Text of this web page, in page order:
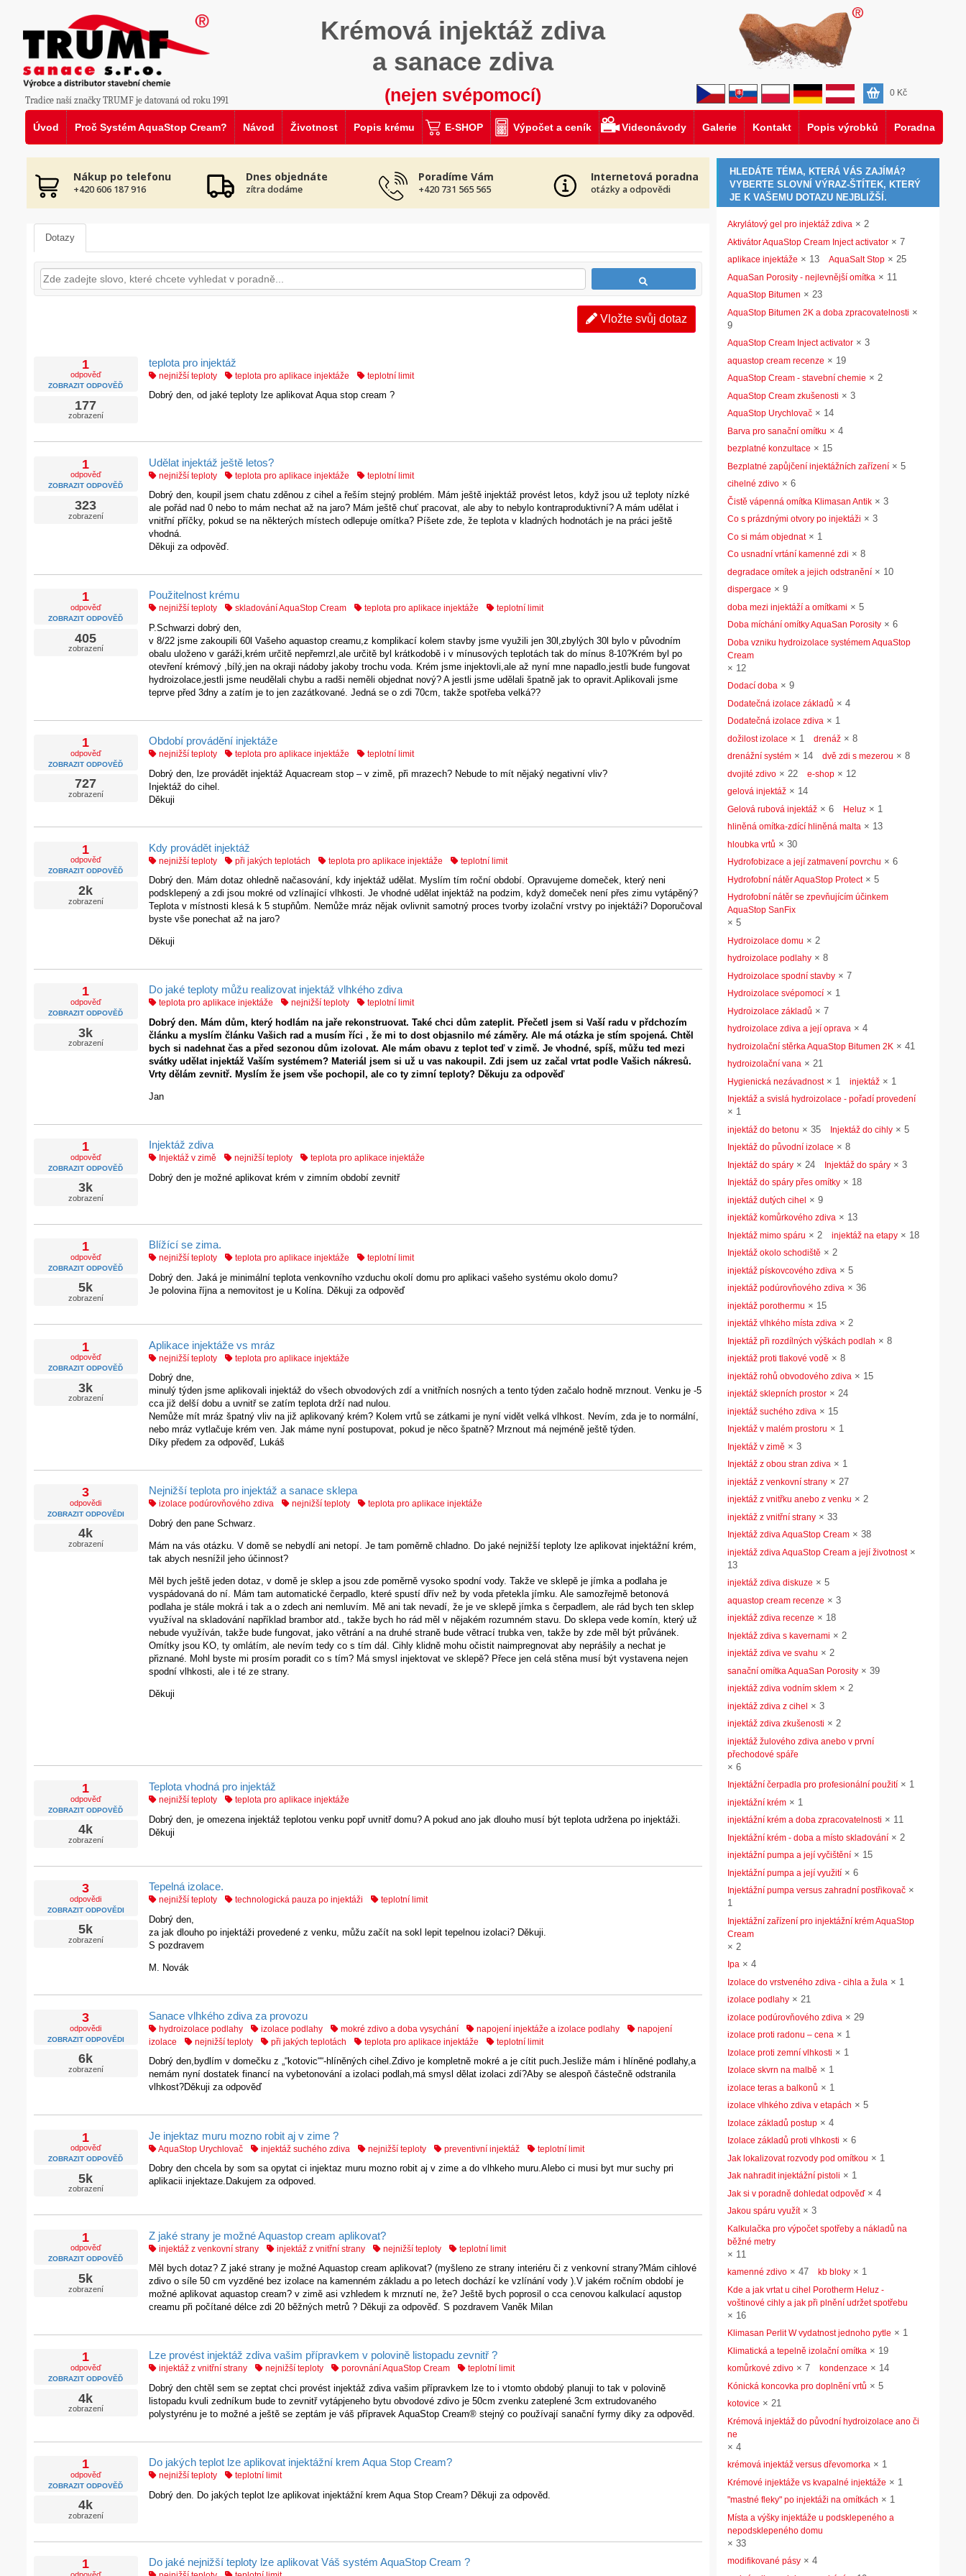
Úvod Proč Systém AquaStop Cream? Návod Životnost Popis krému E-SHOP Výpočet a ceník Videonávody Galerie Kontakt Popis výrobků Poradna
Tradice naší značky TRUMF je datovaná od roku 1991
0 Kč
Krémová injektáž zdiva
a sanace zdiva
(nejen svépomocí)
Nákup po telefonu
+420 606 187 916
Dnes objednáte
zítra dodáme
Poradíme Vám
+420 731 565 565
Internetová poradna
otázky a odpovědi
Dotazy
Vložte svůj dotaz
1
odpověď
ZOBRAZIT ODPOVĚĎ
177
zobrazení
teplota pro injektáž
nejnižší teploty teplota pro aplikace injektáže teplotní limit
Dobrý den, od jaké teploty lze aplikovat Aqua stop cream ?
1
odpověď
ZOBRAZIT ODPOVĚĎ
323
zobrazení
Udělat injektáž ještě letos?
nejnižší teploty teplota pro aplikace injektáže teplotní limit
Dobrý den, koupil jsem chatu zděnou z cihel a řeším stejný problém. Mám ještě injektáž provést letos, když jsou už teploty nízké
ale pořád nad 0 nebo to mám nechat až na jaro? Mám ještě chuť pracovat, ale aby to nebylo kontraproduktivní? A mám udělat i
vnitřní příčky, pokud se na některých místech odlepuje omítka? Píšete zde, že teplota v kladných hodnotách je na práci ještě
vhodná.
Děkuji za odpověď.
1
odpověď
ZOBRAZIT ODPOVĚĎ
405
zobrazení
Použitelnost krému
nejnižší teploty skladování AquaStop Cream teplota pro aplikace injektáže teplotní limit
P.Schwarzi dobrý den,
v 8/22 jsme zakoupili 60l Vašeho aquastop creamu,z komplikací kolem stavby jsme využili jen 30l,zbylých 30l bylo v původním
obalu uloženo v garáži,krém určitě nepřemrzl,ale určitě byl krátkodobě i v mínusových teplotách tak do mínus 8-10?Krém byl po
otevření krémový ,bílý,jen na okraji nádoby jakoby trochu voda. Krém jsme injektovli,ale až nyní mne napadlo,jestli bude fungovat
hydroizolace,jestli jsme neudělali chybu a radši neměli objednat nový? A jestli jsme udělali špatně jak to opravit.Aplikovali jsme
teprve před 3dny a zatím je to jen zazátkované. Jedná se o zdi 70cm, takže spotřeba velká??
1
odpověď
ZOBRAZIT ODPOVĚĎ
727
zobrazení
Období provádění injektáže
nejnižší teploty teplota pro aplikace injektáže teplotní limit
Dobrý den, lze provádět injektáž Aquacream stop – v zimě, při mrazech? Nebude to mít nějaký negativní vliv?
Injektáž do cihel.
Děkuji
1
odpověď
ZOBRAZIT ODPOVĚĎ
2k
zobrazení
Kdy provádět injektáž
nejnižší teploty při jakých teplotách teplota pro aplikace injektáže teplotní limit
Dobrý den. Mám dotaz ohledně načasování, kdy injektáž udělat. Myslím tím roční období. Opravujeme domeček, který neni
podsklepený a zdi jsou mokré od vzlínající vlhkosti. Je vhodné udělat injektáž na podzim, když domeček není přes zimu vytápěný?
Teplota v místnosti klesá k 5 stupňům. Nemůže mráz nějak ovlivnit samotný proces tvorby izolační vrstvy po injektáži? Doporučoval
byste vše ponechat až na jaro?
Děkuji
1
odpověď
ZOBRAZIT ODPOVĚĎ
3k
zobrazení
Do jaké teploty můžu realizovat injektáž vlhkého zdiva
teplota pro aplikace injektáže nejnižší teploty teplotní limit
Dobrý den. Mám dům, který hodlám na jaře rekonstruovat. Také chci dům zateplit. Přečetl jsem si Vaší radu v přdchozím
článku a myslím článku Vašich rad a musím říci , že mi to dost objasnilo mé záměry. Ale má otázka je stím spojená. Chtěl
bych si nadehnat čas a před sezonou dům izolovat. Ale mám obavu z teplot teď v zimě. Je vhodné, spíš, můžu ted mezi
svátky udělat injektáž Vaším systémem? Materiál jsem si už u vas nakoupil. Zdi jsem uz začal vrtat podle Vašich nákresů.
Vrty dělám zevnitř. Myslím že jsem vše pochopil, ale co ty zimní teploty? Děkuju za odpověď
Jan
1
odpověď
ZOBRAZIT ODPOVĚĎ
3k
zobrazení
Injektáž zdiva
Injektáž v zimě nejnižší teploty teplota pro aplikace injektáže
Dobrý den je možné aplikovat krém v zimním období zevnitř
1
odpověď
ZOBRAZIT ODPOVĚĎ
5k
zobrazení
Blížící se zima.
nejnižší teploty teplota pro aplikace injektáže teplotní limit
Dobrý den. Jaká je minimální teplota venkovního vzduchu okolí domu pro aplikaci vašeho systému okolo domu?
Je polovina října a nemovitost je u Kolína. Děkuji za odpověď
1
odpověď
ZOBRAZIT ODPOVĚĎ
3k
zobrazení
Aplikace injektáže vs mráz
nejnižší teploty teplota pro aplikace injektáže
Dobrý dne,
minulý týden jsme aplikovali injektáž do všech obvodových zdí a vnitřních nosných a tento týden začalo hodně mrznout. Venku je -5
cca již delší dobu a uvnitř se zatím teplota drží nad nulou.
Nemůže mít mráz špatný vliv na již aplikovaný krém? Kolem vrtů se zátkami je nyní vidět velká vlhkost. Nevím, zda je to normální,
nebo mráz vytlačuje krém ven. Jak máme nyní postupovat, pokud je něco špatně? Mrznout má nejméně ještě týden.
Díky předem za odpověď, Lukáš
3
odpovědi
ZOBRAZIT ODPOVĚDI
4k
zobrazení
Nejnižší teplota pro injektáž a sanace sklepa
izolace podúrovňového zdiva nejnižší teploty teplota pro aplikace injektáže
Dobrý den pane Schwarz.
Mám na vás otázku. V domě se nebydlí ani netopí. Je tam poměrně chladno. Do jaké nejnižší teploty lze aplikovat injektážní krém,
tak abych nesnížil jeho účinnost?
Měl bych ještě jeden dotaz, v domě je sklep a jsou zde poměrně vysoko spodní vody. Takže ve sklepě je jímka a podlaha je
vyspádovaná do ní. Mám tam automatické čerpadlo, které spustí dřív než by voda přetekla jímku. Ale samozřejmě betonová
podlaha je stále mokrá i tak a o zdech ani nemluvím. Mě ani tak nevadí, že je ve sklepě jímka s čerpadlem, ale rád bych ten sklep
využíval na skladování například brambor atd., takže bych ho rád měl v nějakém rozumném stavu. Do sklepa vede komín, který už
nebude využíván, takže bude fungovat, jako větrání a na druhé straně bude větrací trubka ven, takže by zde měl být průvánek.
Omítky jsou KO, ty omlátím, ale nevím tedy co s tím dál. Cihly klidně mohu očistit naimpregnovat aby neprášily a nechat je
přiznané. Mohl byste mi prosím poradit co s tím? Má smysl injektovat ve sklepě? Přece jen celá stěna musí být vystavena nejen
spodní vlhkosti, ale i té ze strany.
Děkuji
1
odpověď
ZOBRAZIT ODPOVĚĎ
4k
zobrazení
Teplota vhodná pro injektáž
nejnižší teploty teplota pro aplikace injektáže
Dobrý den, je omezena injektáž teplotou venku popř uvnitř domu? A pokud ano jak dlouho musí být teplota udržena po injektáži.
Děkuji
3
odpovědi
ZOBRAZIT ODPOVĚDI
5k
zobrazení
Tepelná izolace.
nejnižší teploty technologická pauza po injektáži teplotní limit
Dobrý den,
za jak dlouho po injektáži provedené z venku, můžu začít na sokl lepit tepelnou izolaci? Děkuji.
S pozdravem
M. Novák
3
odpovědi
ZOBRAZIT ODPOVĚDI
6k
zobrazení
Sanace vlhkého zdiva za provozu
hydroizolace podlahy izolace podlahy mokré zdivo a doba vysychání napojení injektáže a izolace podlahy
napojení
izolace
nejnižší teploty při jakých teplotách teplota pro aplikace injektáže teplotní limit
Dobrý den,bydlím v domečku z „“kotovic““-hlíněných cihel.Zdivo je kompletně mokré a je cítit puch.Jesliže mám i hlíněné podlahy,a
nemám nyní dostatek financí na vybetonování a izolaci podlah,má smysl dělat izolaci zdí?Aby se alespoň částečně odstranila
vlhkost?Děkuji za odpověď
1
odpověď
ZOBRAZIT ODPOVĚĎ
5k
zobrazení
Je injektaz muru mozno robit aj v zime ?
AquaStop Urychlovač injektáž suchého zdiva nejnižší teploty preventivní injektáž teplotní limit
Dobry den chcela by som sa opytat ci injektaz muru mozno robit aj v zime a do vlhkeho muru.Alebo ci musi byt mur suchy pri
aplikacii injektaze.Dakujem za odpoved.
1
odpověď
ZOBRAZIT ODPOVĚĎ
5k
zobrazení
Z jaké strany je možné Aquastop cream aplikovat?
injektáž z venkovní strany injektáž z vnitřní strany nejnižší teploty teplotní limit
Měl bych dotaz? Z jaké strany je možné Aquastop cream aplikovat? (myšleno ze strany interiéru či z venkovní strany?Mám cihlové
zdivo o síle 50 cm vyzděné bez izolace na kamenném základu a po letech dochází ke vzlínání vody ).V jakém ročním období je
možné aplikovat aquastop cream? v zimě asi vzhledem k mrznutí ne, že? Ještě bych poprosil o cca cenovou kalkulací aqustop
creamu při počítané délce zdi 20 běžných metrů ? Děkuji za odpověď. S pozdravem Vaněk Milan
1
odpověď
ZOBRAZIT ODPOVĚĎ
4k
zobrazení
Lze provést injektáž zdiva vašim přípravkem v polovině listopadu zevnitř ?
injektáž z vnitřní strany nejnižší teploty porovnání AquaStop Cream teplotní limit
Dobrý den chtěl sem se zeptat chci provést injektáž zdiva vašim přípravkem lze to i vtomto obdobý planuji to tak v polovině
listopadu kvuli zedníkum bude to zevnitř vytápjeneho bytu obvodové zdivo je 50cm zvenku zateplené 3cm extrudovaného
polystyrénu je to možné a ještě se zeptám je váš přípravek AquaStop Cream® stejný co používají sanační fyrmy diky za odpověd.
1
odpověď
ZOBRAZIT ODPOVĚĎ
4k
zobrazení
Do jakých teplot lze aplikovat injektážní krem Aqua Stop Cream?
nejnižší teploty teplotní limit
Dobrý den. Do jakých teplot lze aplikovat injektážní krem Aqua Stop Cream? Děkuji za odpověd.
1 Do jaké nejnižší teploty lze aplikovat Váš systém AquaStop Cream ?
HLEDÁTE TÉMA, KTERÁ VÁS ZAJÍMÁ?
VYBERTE SLOVNÍ VÝRAZ-ŠTÍTEK, KTERÝ
JE K VAŠEMU DOTAZU NEJBLIŽŠÍ.
Akrylátový gel pro injektáž zdiva × 2
Aktivátor AquaStop Cream Inject activator × 7
aplikace injektáže × 13 AquaSalt Stop × 25
AquaSan Porosity - nejlevnější omítka × 11
AquaStop Bitumen × 23
AquaStop Bitumen 2K a doba zpracovatelnosti ×
9
AquaStop Cream Inject activator × 3
aquastop cream recenze × 19
AquaStop Cream - stavební chemie × 2
AquaStop Cream zkušenosti × 3
AquaStop Urychlovač × 14
Barva pro sanační omítku × 4
bezplatné konzultace × 15
Bezplatné zapůjčení injektážních zařízení × 5
cihelné zdivo × 6
Čistě vápenná omítka Klimasan Antik × 3
Co s prázdnými otvory po injektáži × 3
Co si mám objednat× 1
Co usnadní vrtání kamenné zdi × 8
degradace omítek a jejich odstranění × 10
dispergace × 9
doba mezi injektáží a omítkami × 5
Doba míchání omítky AquaSan Porosity × 6
Doba vzniku hydroizolace systémem AquaStop
Cream
× 12
Dodací doba × 9
Dodatečná izolace základů × 4
Dodatečná izolace zdiva × 1
dožilost izolace × 1 drenáž × 8
drenážní systém × 14 dvě zdi s mezerou × 8
dvojité zdivo × 22 e-shop × 12
gelová injektáž × 14
Gelová rubová injektáž × 6 Heluz × 1
hliněná omítka-zdící hliněná malta × 13
hloubka vrtů × 30
Hydrofobizace a její zatmavení povrchu × 6
Hydrofobní nátěr AquaStop Protect× 5
Hydrofobní nátěr se zpevňujícím účinkem
AquaStop SanFix
× 5
Hydroizolace domu × 2
hydroizolace podlahy × 8
Hydroizolace spodní stavby × 7
Hydroizolace svépomocí × 1
Hydroizolace základů × 7
hydroizolace zdiva a její oprava × 4
hydroizolační stěrka AquaStop Bitumen 2K × 41
hydroizolační vana × 21
Hygienická nezávadnost× 1 injektáž × 1
Injektáž a svislá hydroizolace - pořadí provedení
× 1
injektáž do betonu × 35 Injektáž do cihly × 5
Injektáž do původní izolace × 8
Injektáž do spáry × 24 Injektáž do spáry × 3
Injektáž do spáry přes omítky × 18
injektáž dutých cihel × 9
injektáž komůrkového zdiva × 13
Injektáž mimo spáru × 2 injektáž na etapy × 18
Injektáž okolo schodiště × 2
injektáž pískovcového zdiva × 5
injektáž podúrovňového zdiva × 36
injektáž porothermu × 15
injektáž vlhkého místa zdiva × 2
Injektáž při rozdílných výškách podlah × 8
injektáž proti tlakové vodě × 8
injektáž rohů obvodového zdiva × 15
injektáž sklepních prostor × 24
injektáž suchého zdiva × 15
Injektáž v malém prostoru × 1
Injektáž v zimě × 3
Injektáž z obou stran zdiva × 1
injektáž z venkovní strany × 27
injektáž z vnitřku anebo z venku × 2
injektáž z vnitřní strany × 33
Injektáž zdiva AquaStop Cream × 38
injektáž zdiva AquaStop Cream a její životnost×
13
injektáž zdiva diskuze × 5
aquastop cream recenze × 3
injektáž zdiva recenze × 18
Injektáž zdiva s kavernami × 2
injektáž zdiva ve svahu × 2
sanační omítka AquaSan Porosity × 39
injektáž zdiva vodním sklem × 2
injektáž zdiva z cihel × 3
injektáž zdiva zkušenosti × 2
injektáž žulového zdiva anebo v první
přechodové spáře
× 6
Injektážní čerpadla pro profesionální použití × 1
injektážní krém × 1
injektážní krém a doba zpracovatelnosti × 11
Injektážní krém - doba a místo skladování × 2
injektážní pumpa a její vyčištění × 15
Injektážní pumpa a její využití × 6
Injektážní pumpa versus zahradní postřikovač ×
1
Injektážní zařízení pro injektážní krém AquaStop
Cream
× 2
Ipa × 4
Izolace do vrstveného zdiva - cihla a žula × 1
izolace podlahy × 21
izolace podúrovňového zdiva × 29
izolace proti radonu – cena × 1
Izolace proti zemní vlhkosti × 1
Izolace skvrn na malbě × 1
izolace teras a balkonů × 1
izolace vlhkého zdiva v etapách × 5
Izolace základů postup × 4
Izolace základů proti vlhkosti × 6
Jak lokalizovat rozvody pod omítkou × 1
Jak nahradit injektážní pistoli × 1
Jak si v poradně dohledat odpověď× 4
Jakou spáru využít× 3
Kalkulačka pro výpočet spotřeby a nákladů na
běžné metry
× 11
kamenné zdivo × 47 kb bloky × 1
Kde a jak vrtat u cihel Porotherm Heluz -
voštinové cihly a jak při plnění udržet spotřebu
× 16
Klimasan Perlit W vydatnost jednoho pytle × 1
Klimatická a tepelně izolační omítka × 19
komůrkové zdivo × 7 kondenzace × 14
Kónická koncovka pro doplnění vrtů × 5
kotovice × 21
Krémová injektáž do původní hydroizolace ano či
ne
× 4
krémová injektáž versus dřevomorka × 1
Krémové injektáže vs kvapalné injektáže × 1
"mastné fleky" po injektáži na omítkách × 1
Místa a výšky injektáže u podsklepeného a
nepodsklepeného domu
× 33
modifikované pásy × 4